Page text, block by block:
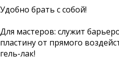
Удобно брать с собой!
Для мастеров: служит
пластину от прямого
гель-лак!